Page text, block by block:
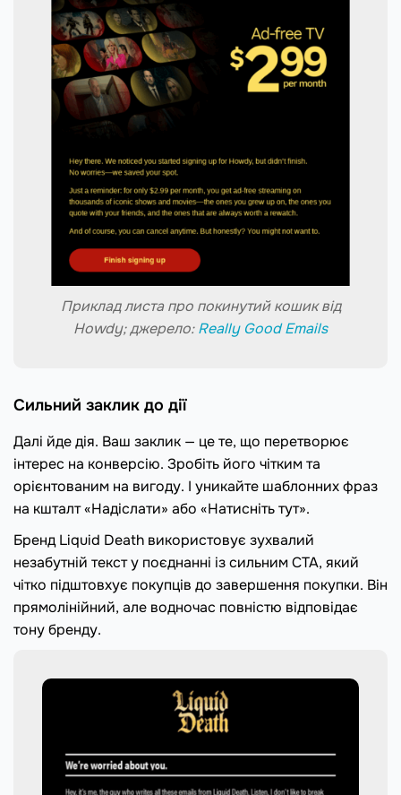
Приклад листа про покинутий кошик від
Howdy; джерело:Really Good Emails
Сильний заклик до дії
Далі йде дія. Ваш заклик — це те, що перетворює
інтерес на конверсію. Зробіть його чітким та
орієнтованим на вигоду. І уникайте шаблонних фраз
на кшталт «Надіслати» або «Натисніть тут».
Бренд Liquid Death використовує зухвалий
незабутній текст у поєднанні із сильним CTA, який
чітко підштовхує покупців до завершення покупки. Він
прямолінійний, але водночас повністю відповідає
тону бренду.